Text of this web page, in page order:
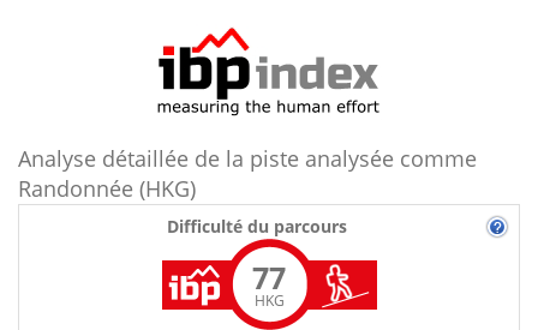
Analyse détaillée de la piste analysée comme
Randonnée (HKG)
Difficulté du parcours
77
HKG